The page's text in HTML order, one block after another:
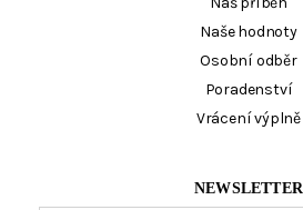
Naše hodnoty
Osobní odběr
Poradenství
Vrácení výplně
NEWSLETTER